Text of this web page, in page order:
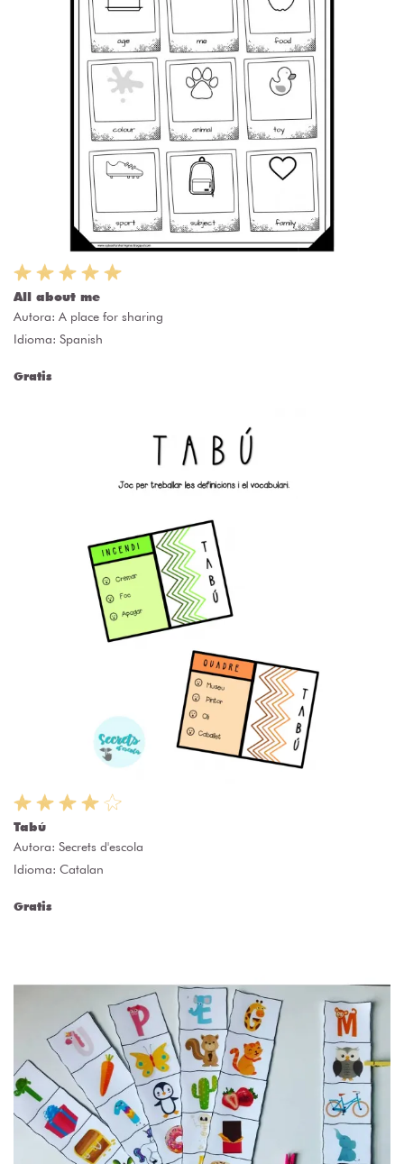
All about me
Autora: A place for sharing
Idioma: Spanish
Gratis
Tabú
Autora: Secrets d'escola
Idioma: Catalan
Gratis